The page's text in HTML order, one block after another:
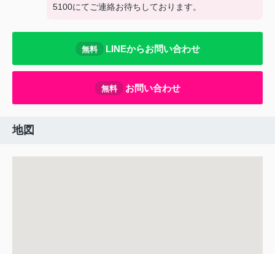
5100にてご連絡お待ちしております。
無料 LINEからお問い合わせ
無料 お問い合わせ
地図